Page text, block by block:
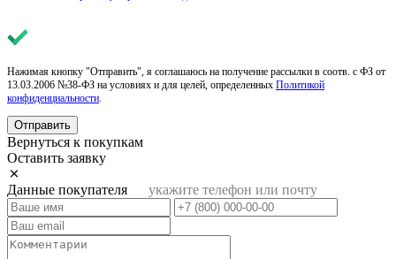
Нажимая кнопку "Отправить", я соглашаюсь на получение рассылки в соотв. с ФЗ от
13.03.2006 №38-ФЗ на условиях и для целей, определенных Политикой
конфиденциальности.
Отправить
Вернуться к покупкам
Оставить заявку
Данные покупателя укажите телефон или почту